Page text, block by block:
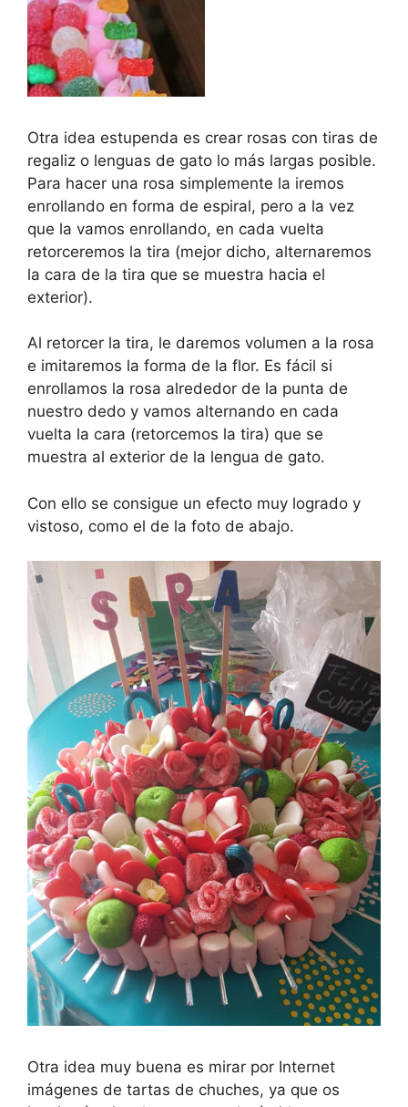
Otra idea estupenda es crear rosas con tiras de
regaliz o lenguas de gato lo más largas posible.
Para hacer una rosa simplemente la iremos
enrollando en forma de espiral, pero a la vez
que la vamos enrollando, en cada vuelta
retorceremos la tira (mejor dicho, alternaremos
la cara de la tira que se muestra hacia el
exterior).
Al retorcer la tira, le daremos volumen a la rosa
e imitaremos la forma de la flor. Es fácil si
enrollamos la rosa alrededor de la punta de
nuestro dedo y vamos alternando en cada
vuelta la cara (retorcemos la tira) que se
muestra al exterior de la lengua de gato.
Con ello se consigue un efecto muy logrado y
vistoso, como el de la foto de abajo.
Otra idea muy buena es mirar por Internet
imágenes de tartas de chuches, ya que os